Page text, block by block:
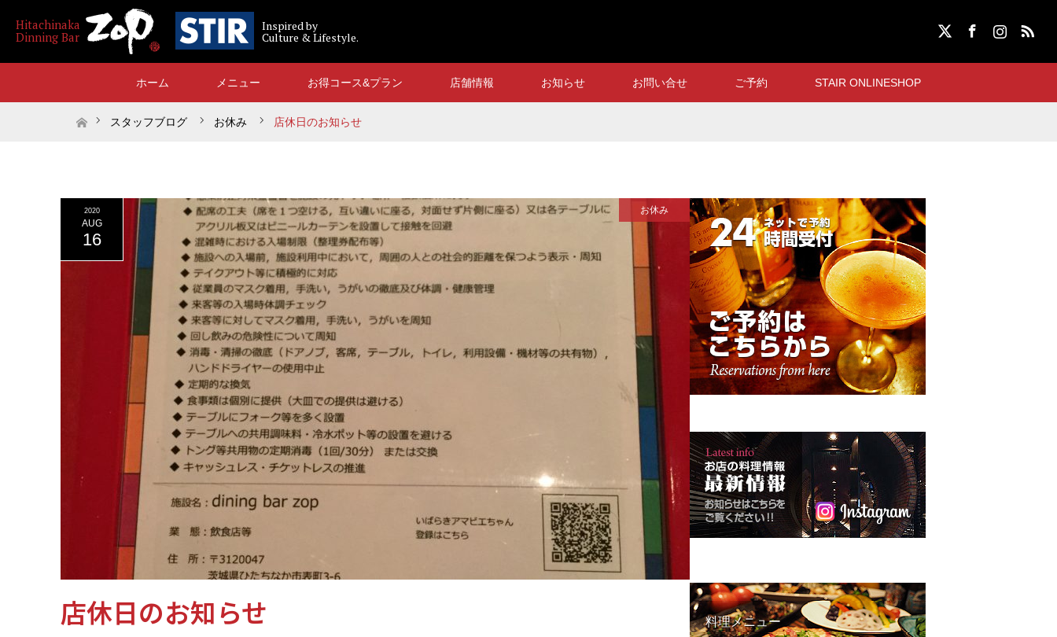
Inspired by
Culture & Lifestyle.
ホーム メニュー お得コース&プラン 店舗情報 お知らせ お問い合せ ご予約 STAIR ONLINESHOP
ホームスタッフブログ お休み 店休日のお知らせ
2020
AUG
16
お休み
店休日のお知らせ 料理メニュー